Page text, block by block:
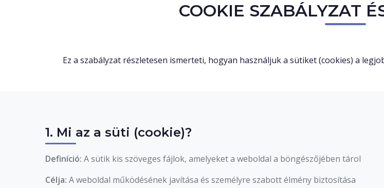
COOKIE SZABÁLYZAT
Ez a szabályzat részletesen ismerteti, hogyan használjuk a sütiket (cookies) a
1. Mi az a süti (cookie)?
Definíció: A sütik kis szöveges fájlok, amelyeket a weboldal a böngészőjében tárol
Célja: A weboldal működésének javítása és személyre szabott élmény biztosítása